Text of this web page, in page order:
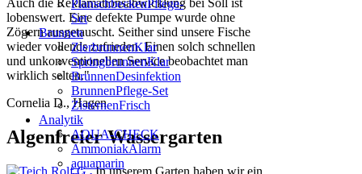
PlanschbeckenPflege-
Set
Brunnen
ZierbrunnenKlar
SpringbrunnenKlar
BrunnenDesinfektion
BrunnenPflege-Set
ZisternenFrisch
Analytik
AQUA-CHECK
AmmoniakAlarm
aquamarin
Auch die Reklamationsabwicklung bei Söll ist
lobenswert. Eine defekte Pumpe wurde ohne
Zögern ausgetauscht. Seither sind unsere Fische
wieder vollends zufrieden. Einen solch schnellen
und unkonventionellen Service beobachtet man
wirklich selten."
Cornelia D., Hagen
Algenfreier Wassergarten
„In unserem Garten haben wir ein